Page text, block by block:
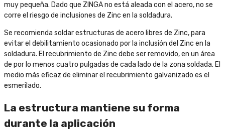
muy pequeña. Dado que ZINGA no está aleada con el acero, no se
corre el riesgo de inclusiones de Zinc en la soldadura.
Se recomienda soldar estructuras de acero libres de Zinc, para
evitar el debilitamiento ocasionado por la inclusión del Zinc en la
soldadura. El recubrimiento de Zinc debe ser removido, en un área
de por lo menos cuatro pulgadas de cada lado de la zona soldada. El
medio más eficaz de eliminar el recubrimiento galvanizado es el
esmerilado.
La estructura mantiene su forma
durante la aplicación